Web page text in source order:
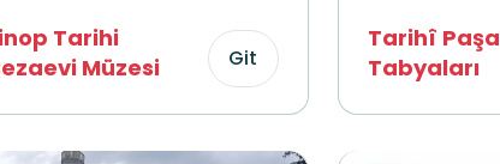
Tarihi
Müzesi
Git
Tarihî Paşa
Tabyaları